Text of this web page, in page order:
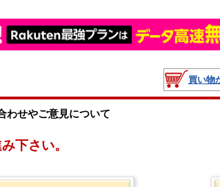
買い物
わせやご意見について
下さい。